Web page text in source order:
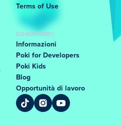
Terms of Use
CONOSCERCI
Informazioni
Poki for Developers
Poki Kids
Blog
Opportunità di lavoro